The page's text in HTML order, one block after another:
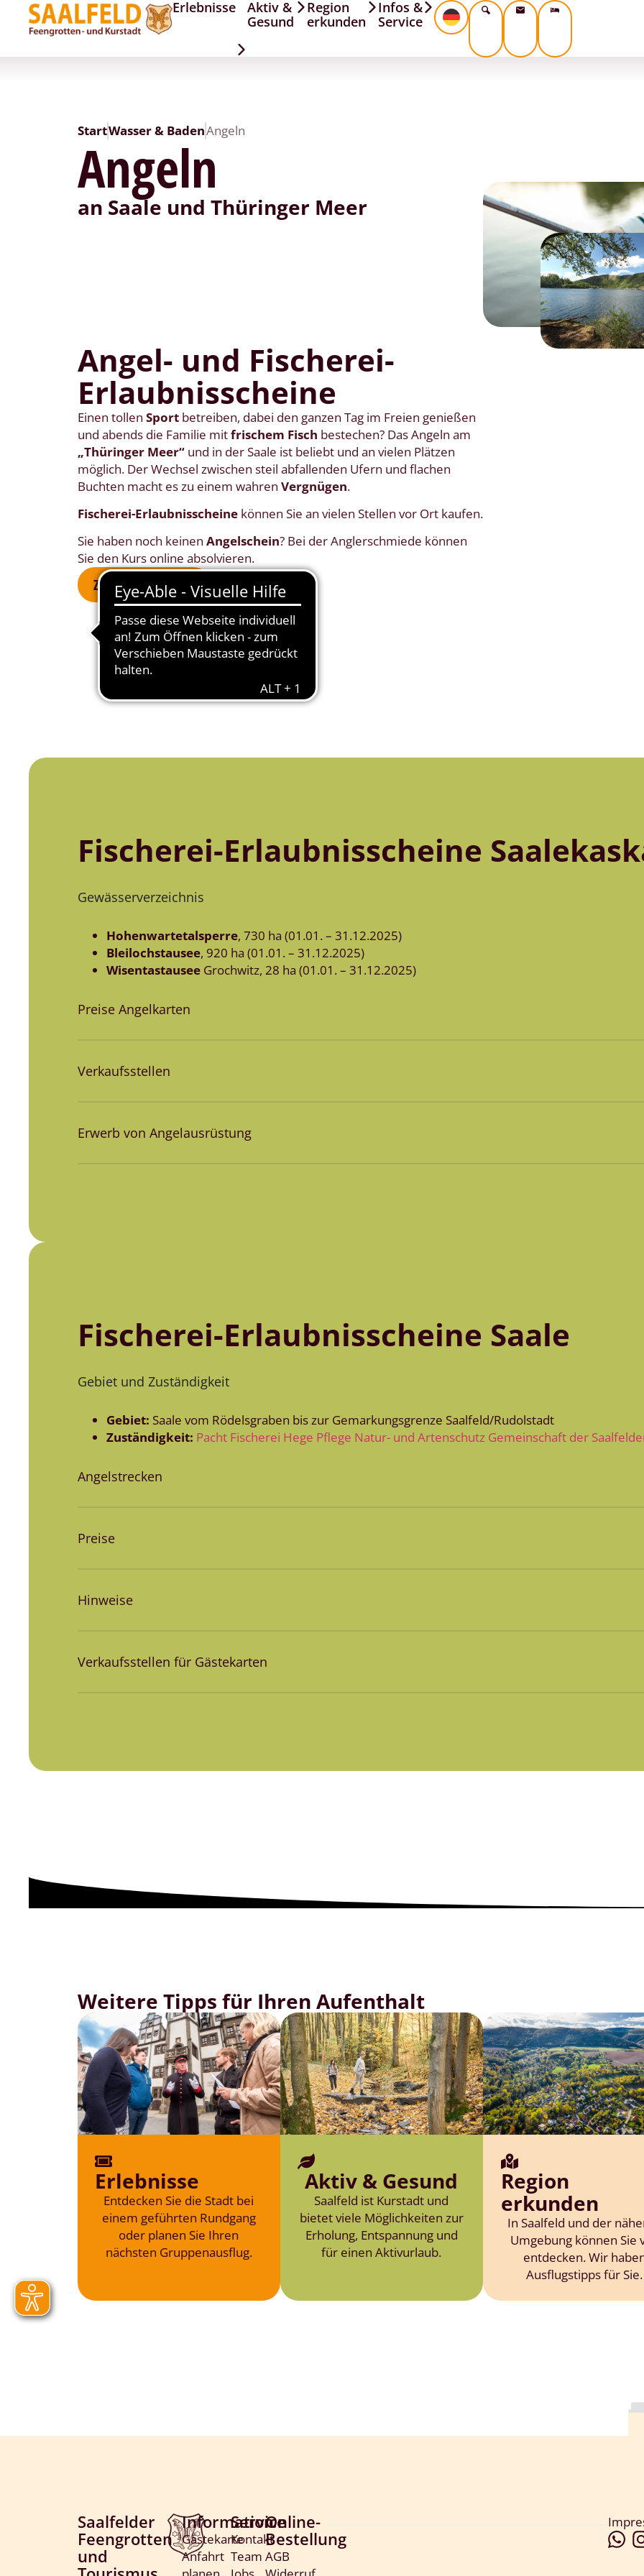
Erlebnisse
Aktiv &
Gesund
Region
erkunden
Infos &
Service
StartWasser & BadenAngeln
Angeln
an Saale und Thüringer Meer
Angel- und Fischerei-
Erlaubnisscheine
Einen tollen Sportbetreiben, dabei den ganzen Tag im Freien genießen
und abends die Familie mitfrischem Fisch bestechen? Das Angeln am
„Thüringer Meer“und in der Saale ist beliebt und an vielen Plätzen
möglich. Der Wechsel zwischen steil abfallenden Ufern und flachen
Buchten macht es zu einem wahren Vergnügen.
Fischerei-Erlaubnisscheinekönnen Sie an vielen Stellen vor Ort kaufen.
Sie haben noch keinen Angelschein? Bei der Anglerschmiede können
Sie den Kurs online absolvieren.
ZUM ONLINE-KURS
Fischerei-Erlaubnisscheine
Gewässerverzeichnis
Hohenwartetalsperre, 730 ha (01.01. – 31.12.2025)
Bleilochstausee, 920 ha (01.01. – 31.12.2025)
WisentastauseeGrochwitz, 28 ha (01.01. – 31.12.2025)
Preise Angelkarten
Verkaufsstellen
Erwerb von Angelausrüstung
Fischerei-Erlaubnisscheine Saale
Gebiet und Zuständigkeit
Gebiet: Saale vom Rödelsgraben bis zur Gemarkungsgrenze Saalfeld/Rudolstadt
Zuständigkeit: Pacht Fischerei Hege Pflege Natur- und Artenschutz Gemeinschaft der
Angelstrecken
Preise
Hinweise
Verkaufsstellen für Gästekarten
Weitere Tipps für Ihren Aufenthalt
Erlebnisse
Entdecken Sie die Stadt bei
einem geführten Rundgang
oder planen Sie Ihren
nächsten Gruppenausflug.
Aktiv & Gesund
Saalfeld ist Kurstadt und
bietet viele Möglichkeiten zur
Erholung, Entspannung und
für einen Aktivurlaub.
Region
erkunden
In Saalfeld und der
Umgebung können Sie
entdecken. Wir
Ausflugstipps für Sie.
Saalfelder
Feengrotten
und
Information
Gästekarte
Anfahrt
Service
Kontakt
Team
Online-
Bestellung
AGB